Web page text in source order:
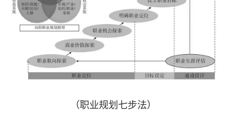
（职业规划七步法）